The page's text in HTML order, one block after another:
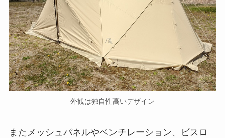
外観は独自性高いデザイン
またメッシュパネルやベンチレーション、ビスロ